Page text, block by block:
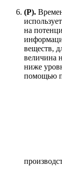
(P).
на
веществ,
величина
ниже
помощью